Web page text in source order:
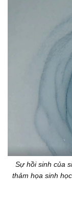
Sự hồi sinh của
thảm họa sinh